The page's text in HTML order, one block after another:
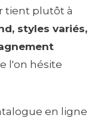
tient plutôt à
styles variés,
l'on hésite
en ligne